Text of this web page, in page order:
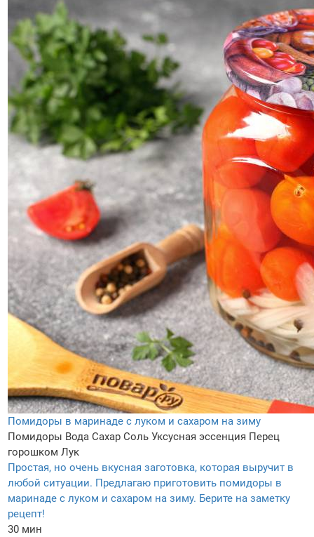
Помидоры в маринаде с луком и сахаром на зиму
Помидоры Вода Сахар Соль Уксусная эссенция Перец
горошком Лук
Простая, но очень вкусная заготовка, которая выручит в
любой ситуации. Предлагаю приготовить помидоры в
маринаде с луком и сахаром на зиму. Берите на заметку
рецепт!
30 мин